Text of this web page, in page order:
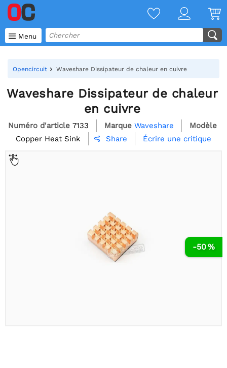
 Menu
Opencircuit Waveshare Dissipateur de chaleur en cuivre
Waveshare Dissipateur de chaleur
en cuivre
Numéro d'article 7133 Marque Waveshare
Modèle
Copper Heat Sink
 Share Écrire une critique
-50 %